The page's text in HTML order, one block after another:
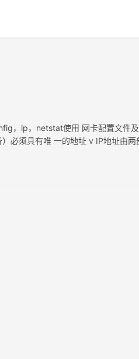
，ip，netstat使用 网卡配置文件
必须具有唯 一的地址 v IP地址由